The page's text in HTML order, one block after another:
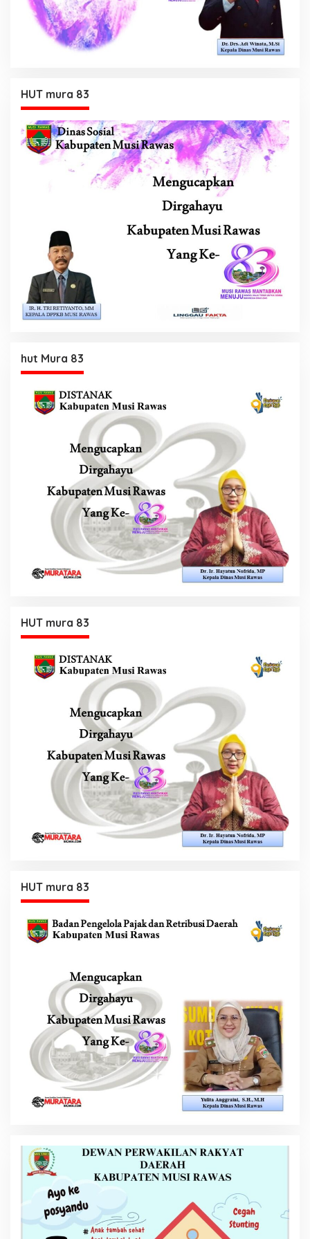
HUT mura 83
hut Mura 83
HUT mura 83
HUT mura 83